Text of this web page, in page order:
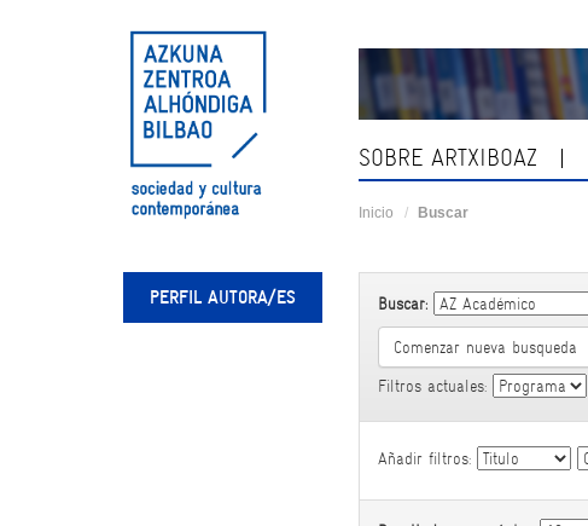
SOBRE ARTXIBOAZ
Inicio Buscar
PERFIL AUTORA/ES Buscar:
Comenzar nueva busqueda
Filtros actuales:
Añadir filtros: